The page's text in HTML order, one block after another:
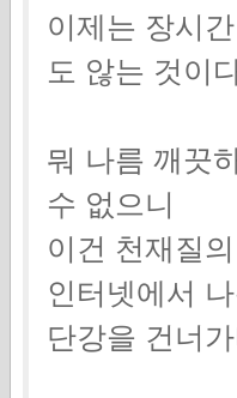
이제는 장시
도 않는 것이
뭐 나름 깨끗
수 없으니
이건 천재질
인터넷에서
단강을 건너